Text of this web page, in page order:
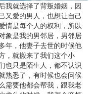
我就选择了背叛婚姻，因
又爱的男人，也想让自己
情是每个人的权利，所以
象是我的男邻居，男邻居
年，他妻子去世的时候他
，就搬来了我们这个小
也只是陌生人，都不认识
熟悉了，有时候也会问候
需要他都会帮我，跟我老